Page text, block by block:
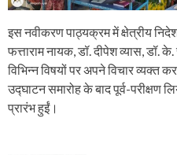
इस नवीकरण पाठ्यक्रम में क्षेत्रीय
फत्ताराम नायक, डॉ. दीपेश व्यास, डॉ.
विभिन्न विषयों पर अपने विचार व्यक्त
उद्घाटन समारोह के बाद पूर्व-परीक्षण
प्रारंभ हुईं।